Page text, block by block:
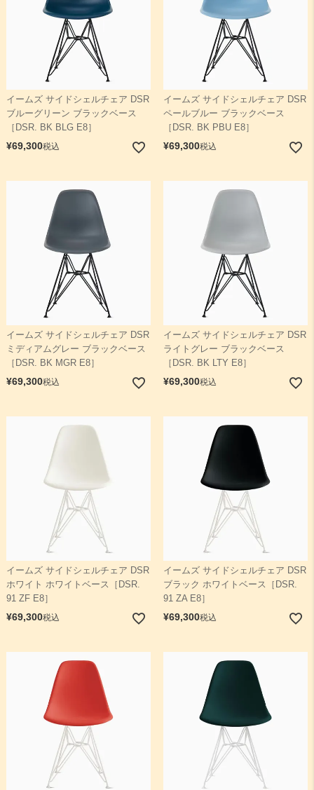
イームズ サイドシェルチェア DSR
ブルーグリーン ブラックベース
［DSR. BK BLG E8］
¥69,300税込
イームズ サイドシェルチェア DSR
ペールブルー ブラックベース
［DSR. BK PBU E8］
¥69,300税込
イームズ サイドシェルチェア DSR
ミディアムグレー ブラックベース
［DSR. BK MGR E8］
¥69,300税込
イームズ サイドシェルチェア DSR
ライトグレー ブラックベース
［DSR. BK LTY E8］
¥69,300税込
イームズ サイドシェルチェア DSR
ホワイト ホワイトベース［DSR.
91 ZF E8］
¥69,300税込
イームズ サイドシェルチェア DSR
ブラック ホワイトベース［DSR.
91 ZA E8］
¥69,300税込